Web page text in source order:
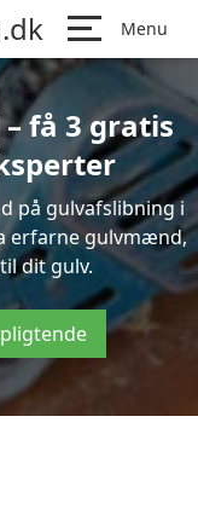
Menu
få 3 gratis
på gulvafslibning i
erfarne gulvmænd,
dit gulv.